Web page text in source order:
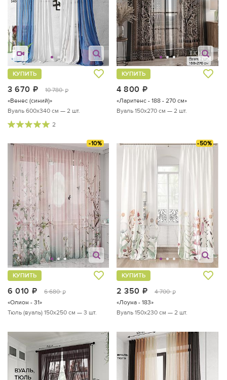
3 670 руб.
10 780 руб.
КУПИТЬ
«Венес (синий)»
Вуаль 600х340 см — 2 шт.
2
4 800
КУПИТЬ
«Ларитенс - 188 - 270 см»
Вуаль 150х270 см — 2 шт.
-10%
6 010 руб.
6 680 руб.
КУПИТЬ
«Олион - 31»
Тюль (вуаль) 150х250 см — 3 шт.
-50%
2 350 руб.
4 700 руб.
КУПИТЬ
«Лоуна - 183»
Вуаль 150х230 см — 2 шт.